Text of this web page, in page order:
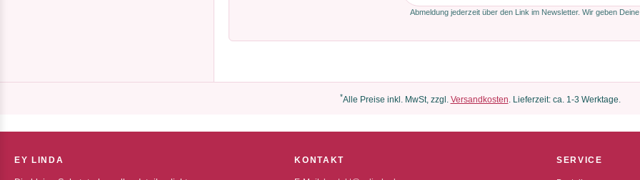
Abmeldung jederzeit über den Link im Newsletter. Wir geben
*Alle Preise inkl. MwSt, zzgl. Versandkosten. Lieferzeit: ca. 1-3 Werktage.
EY LINDA KONTAKT SERVICE